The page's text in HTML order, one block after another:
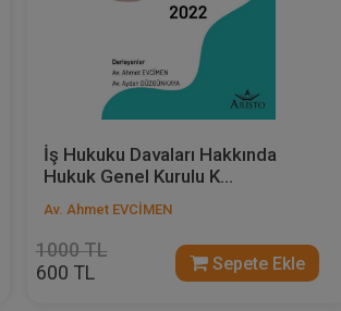
İş Hukuku Davaları Hakkında
Hukuk Genel Kurulu K...
Av. Ahmet EVCİMEN
1000 TL
600 TL Sepete Ekle